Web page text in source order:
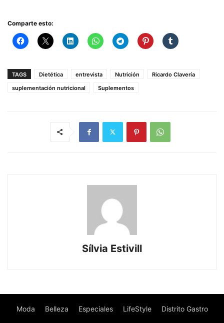
Comparte esto:
TAGS Dietética entrevista Nutrición
Ricardo Clavería
suplementación nutricional
Suplementos
Sílvia Estivill
Moda Belleza Especiales LifeStyle Distrito Gastro